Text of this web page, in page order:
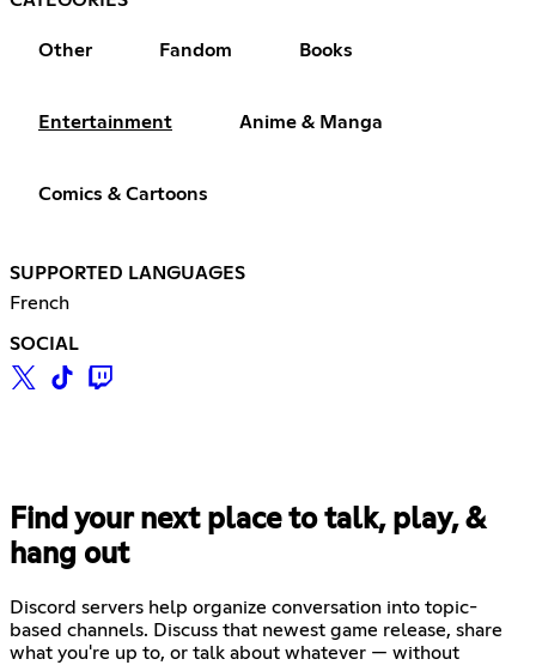
Other Fandom Books
Entertainment Anime & Manga
Comics & Cartoons
SUPPORTED LANGUAGES
French
SOCIAL
Find your next place to talk, play, &
hang out
Discord servers help organize conversation into topic-
based channels. Discuss that newest game release, share
what you're up to, or talk about whatever — without